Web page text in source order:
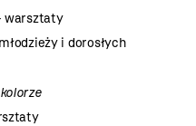
i dorosłych